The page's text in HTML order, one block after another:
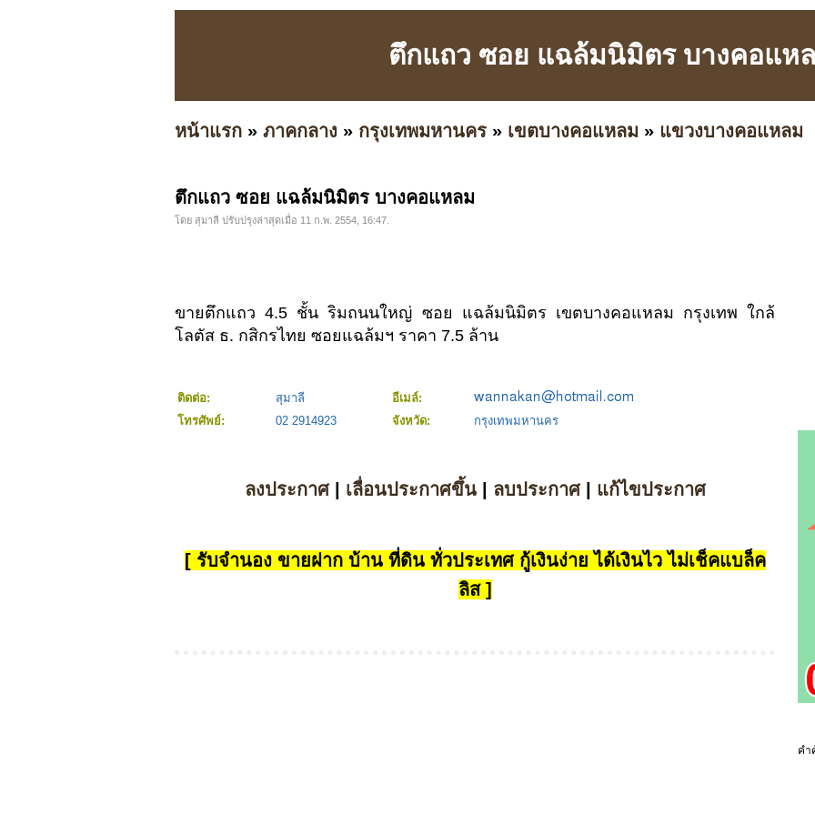
ตึกแถว ซอย แฉล้มนิมิตร บางคอแห
หน้าแรก » ภาคกลาง » กรุงเทพมหานคร » เขตบางคอแหลม » แขวงบางคอแหลม
ตึกแถว ซอย แฉล้มนิมิตร บางคอแหลม
โดย สุมาลี ปรับปรุงล่าสุดเมื่อ 11 ก.พ. 2554, 16:47.
ขายตึกแถว 4.5 ชั้น ริมถนนใหญ่ ซอย แฉล้มนิมิตร เขตบางคอแหลม กรุงเทพ ใกล้
โลตัส ธ. กสิกรไทย ซอยแฉล้มฯ ราคา 7.5 ล้าน
ติดต่อ: สุมาลี
อีเมล์:
โทรศัพย์:
02 2914923 จังหวัด: กรุงเทพมหานคร
ลงประกาศ| เลื่อนประกาศขึ้น| ลบประกาศ| แก้ไขประกาศ
[ รับจำนอง ขายฝาก บ้าน ที่ดิน ทั่วประเทศ กู้เงินง่าย ได้เงินไว ไม่เช็คแบล็ค
ลิส ]
คำ